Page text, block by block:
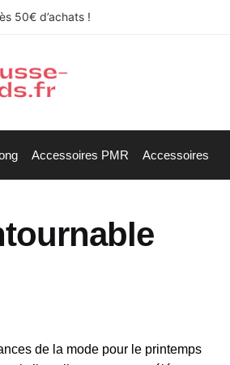
50€ d’achats !
Accessoires PMR Accessoires
de la mode pour le printemps